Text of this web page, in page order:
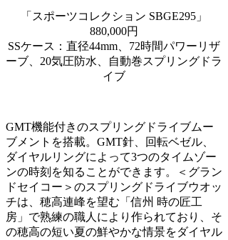
「スポーツコレクション SBGE295」
880,000円
SSケース：直径44mm、72時間パワーリザ
ーブ、20気圧防水、自動巻スプリングドラ
イブ
GMT機能付きのスプリングドライブムー
ブメントを搭載。GMT針、回転ベゼル、
ダイヤルリングによって3つのタイムゾー
ンの時刻を知ることができます。＜グラン
ドセイコー＞のスプリングドライブウオッ
チは、穂高連峰を望む「信州 時の匠工
房」で熟練の職人により作られており、そ
の穂高の短い夏の鮮やかな情景をダイヤル